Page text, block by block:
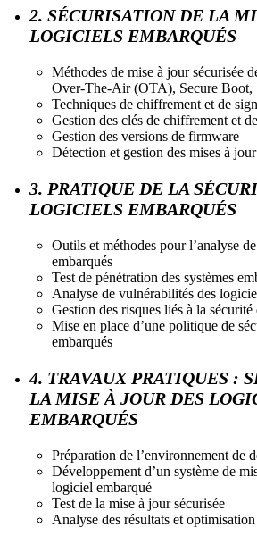
2. SÉCURISATION DE LA
LOGICIELS EMBARQUÉS
Méthodes de mise à jour sécurisée
Over-The-Air (OTA), Secure Boot,
Techniques de chiffrement et de
Gestion des clés de chiffrement et
Gestion des versions de firmware
Détection et gestion des mises à
3. PRATIQUE DE LA
LOGICIELS EMBARQUÉS
Outils et méthodes pour l’analyse
embarqués
Test de pénétration des systèmes
Analyse de vulnérabilités des
Gestion des risques liés à la
Mise en place d’une politique de
embarqués
4. TRAVAUX PRATIQUES :
LA MISE À JOUR DES
EMBARQUÉS
Préparation de l’environnement de
Développement d’un système de
logiciel embarqué
Test de la mise à jour sécurisée
Analyse des résultats et